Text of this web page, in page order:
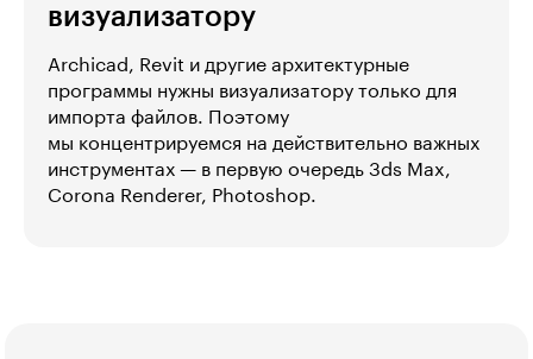
визуализатору
Archicad, Revit и другие архитектурные
программы нужны визуализатору только для
импорта файлов. Поэтому
мы концентрируемся на действительно важных
инструментах — в первую очередь 3ds Max,
Corona Renderer, Photoshop.